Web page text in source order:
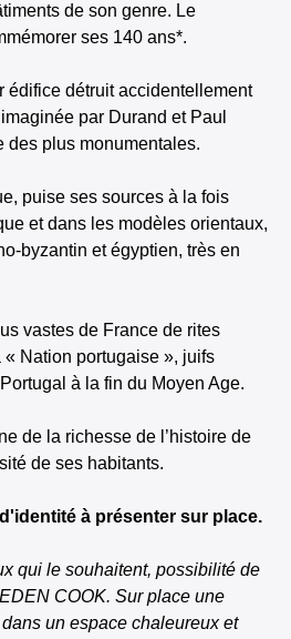
de son genre. Le
ses 140 ans*.
édifice détruit accidentellement
par Durand et Paul
des plus monumentales.
puise ses sources à la fois
et dans les modèles orientaux,
byzantin et égyptien, très en
vastes de France de rites
Nation portugaise », juifs
à la fin du Moyen Age.
de la richesse de l’histoire de
de ses habitants.
à présenter sur place.
qui le souhaitent, possibilité de
COOK. Sur place une
un espace chaleureux et